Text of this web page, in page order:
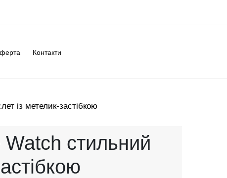
Контакти
із метелик-застібкою
стильний